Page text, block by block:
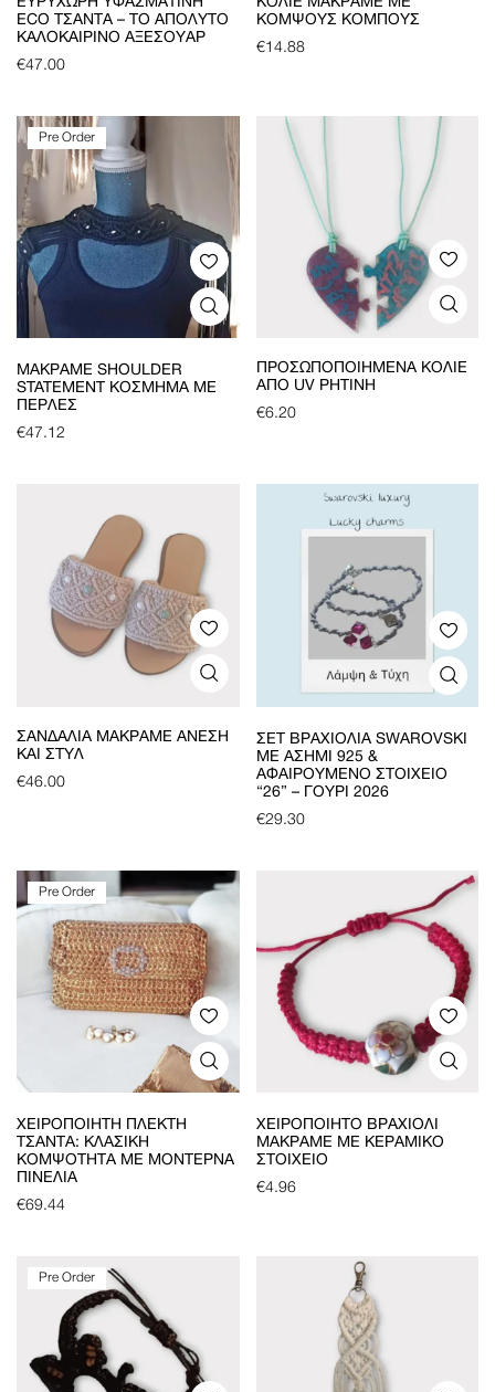
ECO ΤΣΆΝΤΑ – ΤΟ ΑΠΌΛΥΤΟ
ΚΑΛΟΚΑΙΡΙΝΌ ΑΞΕΣΟΥΆΡ
€47.00
ΚΟΜΨΟΎΣ ΚΌΜΠΟΥΣ
€14.88
Pre Order
ΜΑΚΡΑΜΈ SHOULDER
STATEMENT ΚΌΣΜΗΜΑ ΜΕ
ΠΈΡΛΕΣ
€47.12
ΠΡΟΣΩΠΟΠΟΙΗΜΈΝΑ ΚΟΛΙΈ
ΑΠΌ UV ΡΗΤΊΝΗ
€6.20
ΣΑΝΔΆΛΙΑ ΜΑΚΡΑΜΈ ΆΝΕΣΗ
ΚΑΙ ΣΤΥΛ
€46.00
ΣΕΤ ΒΡΑΧΙΌΛΙΑ SWAROVSKI
ΜΕ ΑΣΉΜΙ 925 &
ΑΦΑΙΡΟΎΜΕΝΟ ΣΤΟΙΧΕΊΟ
“26” – ΓΟΎΡΙ 2026
€29.30
Pre Order
ΧΕΙΡΟΠΟΊΗΤΗ ΠΛΕΚΤΉ
ΤΣΆΝΤΑ: ΚΛΑΣΙΚΉ
ΚΟΜΨΌΤΗΤΑ ΜΕ ΜΟΝΤΈΡΝΑ
ΠΙΝΕΛΙΆ
€69.44
ΧΕΙΡΟΠΟΊΗΤΟ ΒΡΑΧΙΌΛΙ
ΜΑΚΡΑΜΈ ΜΕ ΚΕΡΑΜΙΚΌ
ΣΤΟΙΧΕΊΟ
€4.96
Pre Order